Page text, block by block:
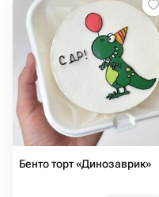
Бенто торт «Динозаврик»